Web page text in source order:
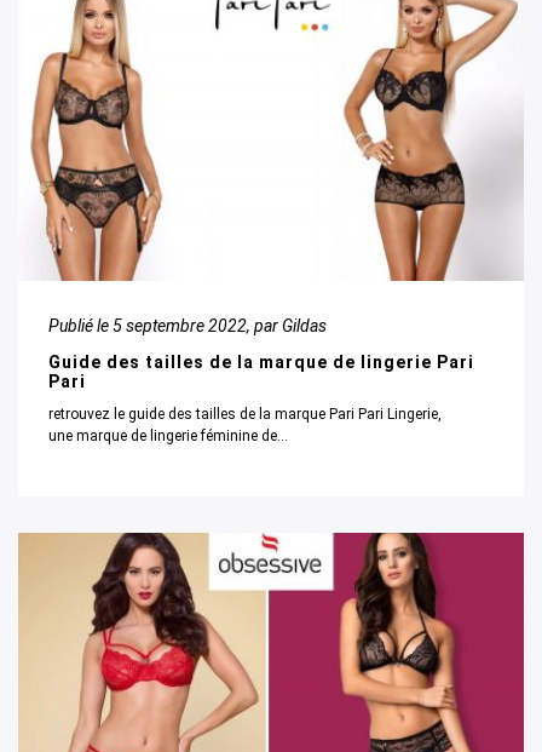
Publié le5 septembre 2022, par Gildas
Guide des tailles de la marque de lingerie Pari
Pari
retrouvez le guide des tailles de la marque Pari Pari Lingerie,
une marque de lingerie féminine de...